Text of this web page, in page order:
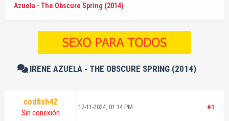
Azuela - The Obscure Spring (2014)
IRENE AZUELA - THE OBSCURE SPRING (2014)
codfish42
Sin conexión
#1
17-11-2024, 01:14 PM